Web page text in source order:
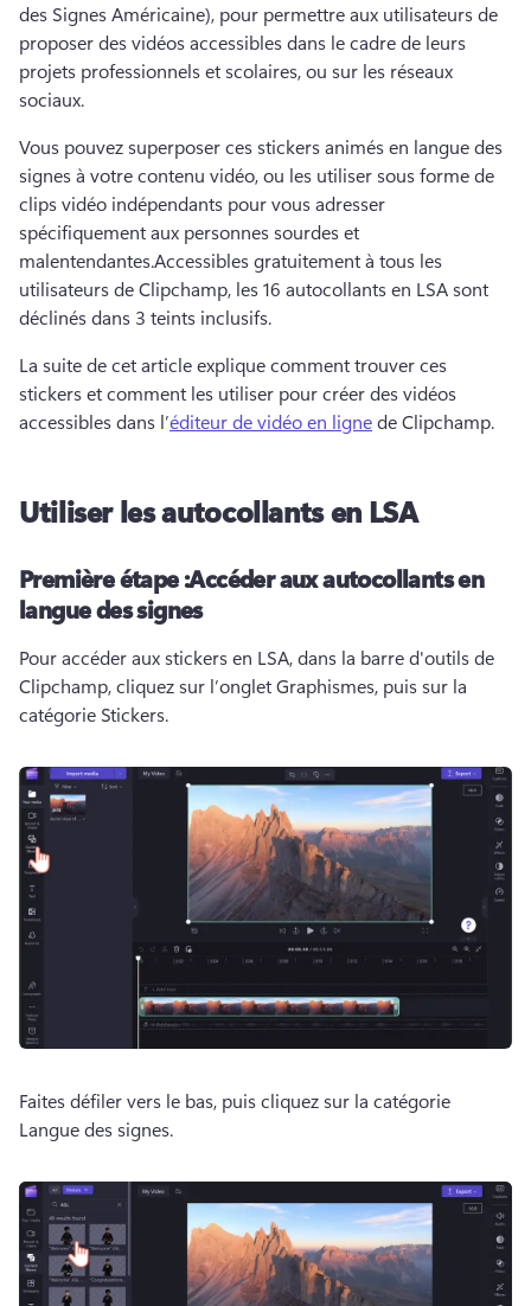
des Signes Américaine), pour permettre aux utilisateurs de
proposer des vidéos accessibles dans le cadre de leurs
projets professionnels et scolaires, ou sur les réseaux
sociaux.
Vous pouvez superposer ces stickers animés en langue des
signes à votre contenu vidéo, ou les utiliser sous forme de
clips vidéo indépendants pour vous adresser
spécifiquement aux personnes sourdes et
malentendantes.Accessibles gratuitement à tous les
utilisateurs de Clipchamp, les 16 autocollants en LSA sont
déclinés dans 3 teints inclusifs.
La suite de cet article explique comment trouver ces
stickers et comment les utiliser pour créer des vidéos
accessibles dans l’éditeur de vidéo en ligne de Clipchamp.
Utiliser les autocollants en LSA
Première étape :Accéder aux autocollants en
langue des signes
Pour accéder aux stickers en LSA, dans la barre d'outils de
Clipchamp, cliquez sur l’onglet Graphismes, puis sur la
catégorie Stickers.
Faites défiler vers le bas, puis cliquez sur la catégorie
Langue des signes.